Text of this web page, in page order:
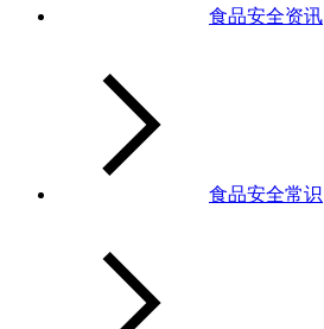
食品安全资讯
食品安全常识